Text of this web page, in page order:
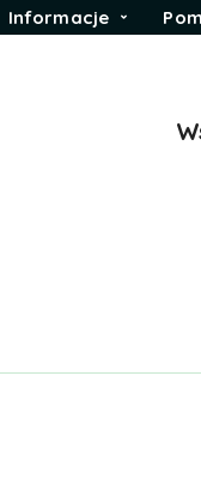
Informacje